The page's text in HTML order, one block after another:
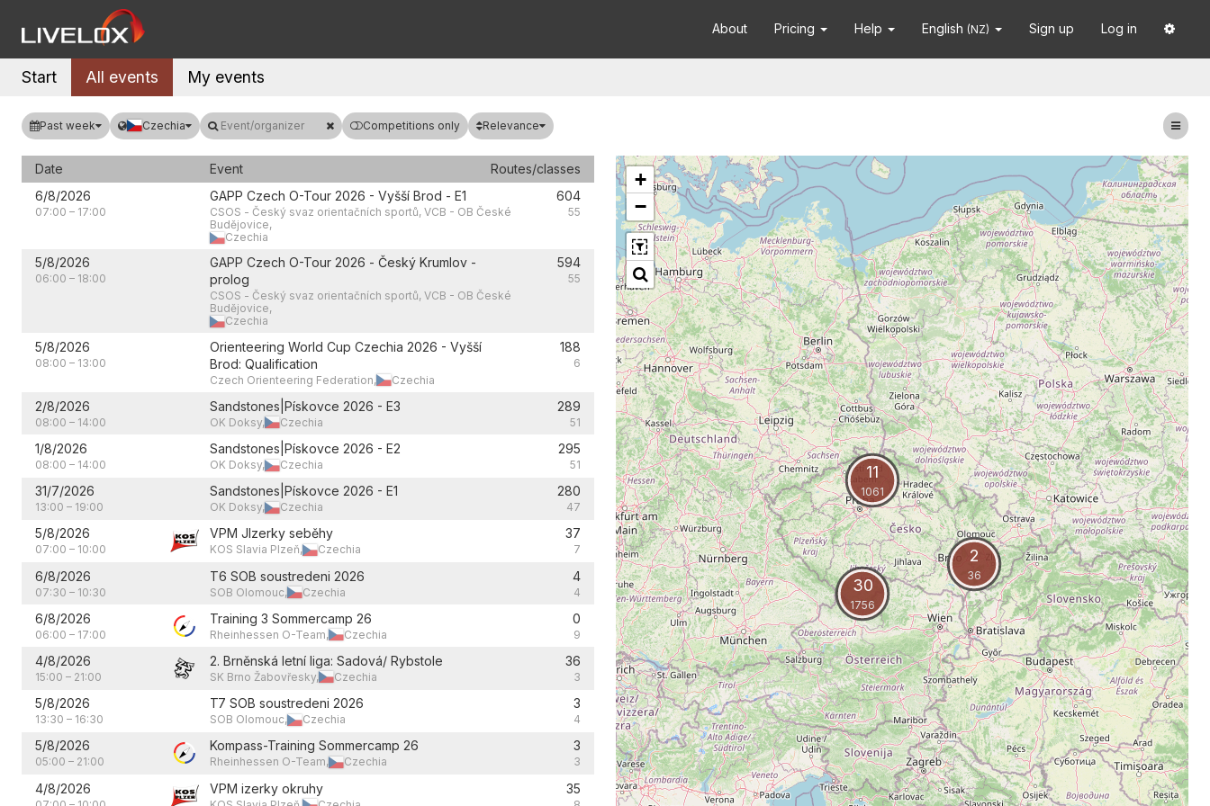
About Pricing Help English (NZ) Sign up Log in
Start All events My events
Past week Czechia Event/organizer Competitions only Relevance
Date Event
Routes/classes
6/8/2026
07:00 – 17:00
GAPP Czech O-Tour 2026 - Vyšší Brod - E1
CSOS - Český svaz orientačních sportů, VCB - OB České
Budějovice,
Czechia
604
55
5/8/2026
06:00 – 18:00
GAPP Czech O-Tour 2026 - Český Krumlov -
prolog
CSOS - Český svaz orientačních sportů, VCB - OB České
Budějovice,
Czechia
594
55
5/8/2026
08:00 – 13:00
Orienteering World Cup Czechia 2026 - Vyšší
Brod: Qualification
Czech Orienteering Federation, Czechia
188
6
2/8/2026
08:00 – 14:00
Sandstones|Pískovce 2026 - E3
OK Doksy, Czechia
289
51
1/8/2026
08:00 – 14:00
Sandstones|Pískovce 2026 - E2
OK Doksy, Czechia
295
51
31/7/2026
13:00 – 19:00
Sandstones|Pískovce 2026 - E1
OK Doksy, Czechia
280
47
5/8/2026
07:00 – 10:00
VPM JIzerky seběhy
KOS Slavia Plzeň, Czechia
37
7
6/8/2026
07:30 – 10:30
T6 SOB soustredeni 2026
SOB Olomouc, Czechia
4
4
6/8/2026
06:00 – 17:00
Training 3 Sommercamp 26
Rheinhessen O-Team, Czechia
0
9
4/8/2026
15:00 – 21:00
2. Brněnská letní liga: Sadová/ Rybstole
SK Brno Žabovřesky, Czechia
36
3
5/8/2026
13:30 – 16:30
T7 SOB soustredeni 2026
SOB Olomouc, Czechia
3
4
5/8/2026
05:00 – 21:00
Kompass-Training Sommercamp 26
Rheinhessen O-Team, Czechia
3
3
4/8/2026 VPM izerky okruhy 35
2
36
30
1756
11
1061
+
−